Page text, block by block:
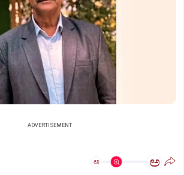
ADVERTISEMENT
ಅ ಅ